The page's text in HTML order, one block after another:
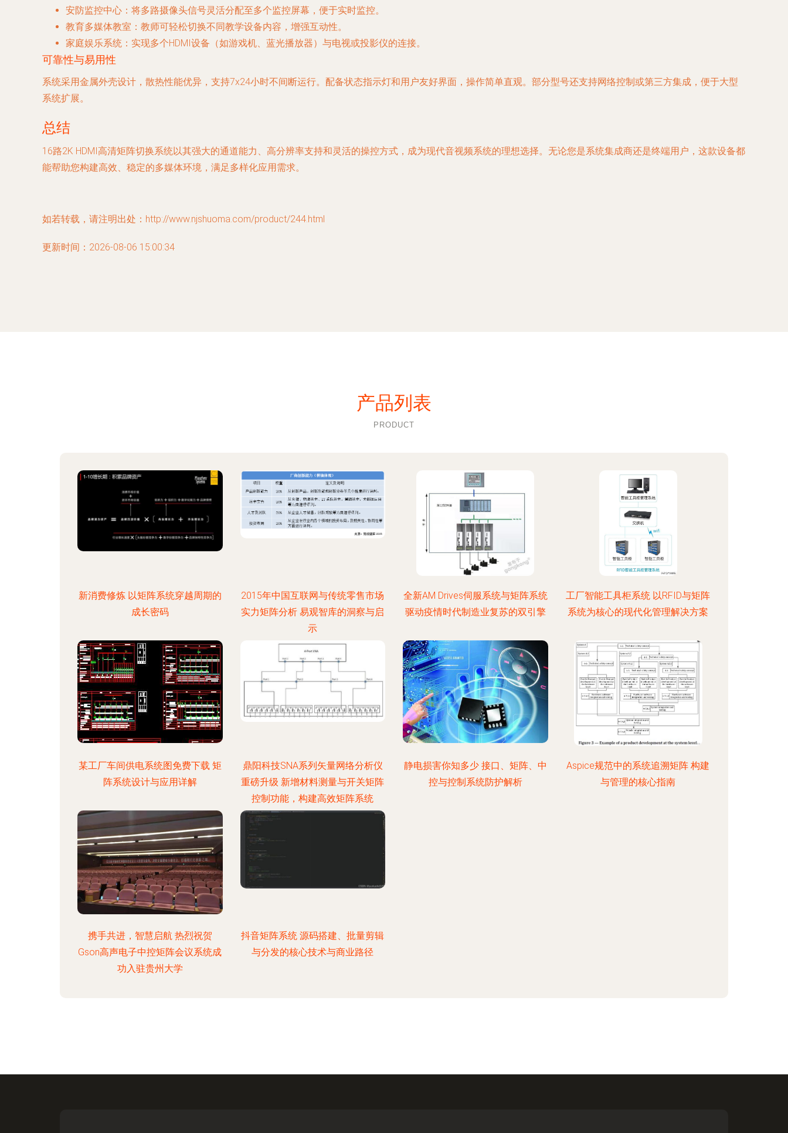
安防监控中心 ：将多路摄像头信号灵活分配至多个监控屏幕，便于实时监控。
教育多媒体教室 ：教师可轻松切换不同教学设备内容，增强互动性。
家庭娱乐系统 ：实现多个HDMI设备（如游戏机、蓝光播放器）与电视或投影仪的连接。
可靠性与易用性
系统采用金属外壳设计，散热性能优异，支持7x24小时不间断运行。配备状态指示灯和用户友好界面，操作简单直观。部分型号还支持网络控制或第三方集成，便于大型
系统扩展。
总结
16路2K HDMI高清矩阵切换系统以其强大的通道能力、高分辨率支持和灵活的操控方式，成为现代音视频系统的理想选择。无论您是系统集成商还是终端用户，这款设备都
能帮助您构建高效、稳定的多媒体环境，满足多样化应用需求。
如若转载，请注明出处：http://www.njshuoma.com/product/244.html
更新时间：2026-08-06 15:00:34
产品列表
PRODUCT
新消费修炼 以矩阵系统穿越周期的
成长密码
2015年中国互联网与传统零售市场
实力矩阵分析 易观智库的洞察与启
示
全新AM Drives伺服系统与矩阵系统
驱动疫情时代制造业复苏的双引擎
工厂智能工具柜系统 以RFID与矩阵
系统为核心的现代化管理解决方案
某工厂车间供电系统图免费下载 矩
阵系统设计与应用详解
鼎阳科技SNA系列矢量网络分析仪
重磅升级 新增材料测量与开关矩阵
控制功能，构建高效矩阵系统
静电损害你知多少 接口、矩阵、中
控与控制系统防护解析
Aspice规范中的系统追溯矩阵 构建
与管理的核心指南
携手共进，智慧启航 热烈祝贺
Gson高声电子中控矩阵会议系统成
功入驻贵州大学
抖音矩阵系统 源码搭建、批量剪辑
与分发的核心技术与商业路径